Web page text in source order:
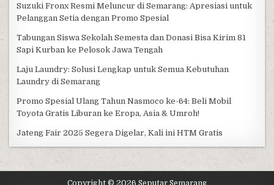
Suzuki Fronx Resmi Meluncur di Semarang: Apresiasi untuk
Pelanggan Setia dengan Promo Spesial
Tabungan Siswa Sekolah Semesta dan Donasi Bisa Kirim 81
Sapi Kurban ke Pelosok Jawa Tengah
Laju Laundry: Solusi Lengkap untuk Semua Kebutuhan
Laundry di Semarang
Promo Spesial Ulang Tahun Nasmoco ke-64: Beli Mobil
Toyota Gratis Liburan ke Eropa, Asia & Umroh!
Jateng Fair 2025 Segera Digelar, Kali ini HTM Gratis
Copyright © 2026 Seputar Semarang